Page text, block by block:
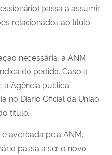
passa a assumir
relacionados ao título
necessária, a ANM
do pedido. Caso o
a Agência publica
no Diário Oficial da União
título.
averbada pela ANM,
passa a ser o novo